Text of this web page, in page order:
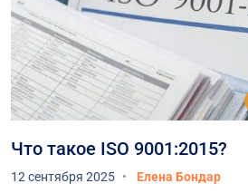
Что такое ISO 9001:2015?
12 сентября 2025 Елена Бондар